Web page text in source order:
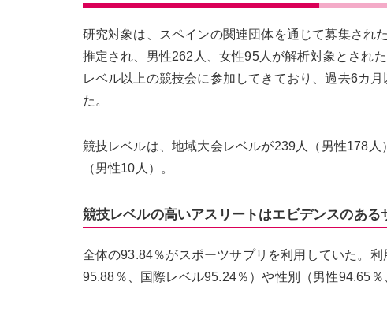
研究対象は、スペインの関連団体を通じて募集され
推定され、男性262人、女性95人が解析対象とされ
レベル以上の競技会に参加してきており、過去6カ
た。
競技レベルは、地域大会レベルが239人（男性178
（男性10人）。
競技レベルの高いアスリートはエビデンスのある
全体の93.84％がスポーツサプリを利用していた。
95.88％、国際レベル95.24％）や性別（男性94.65